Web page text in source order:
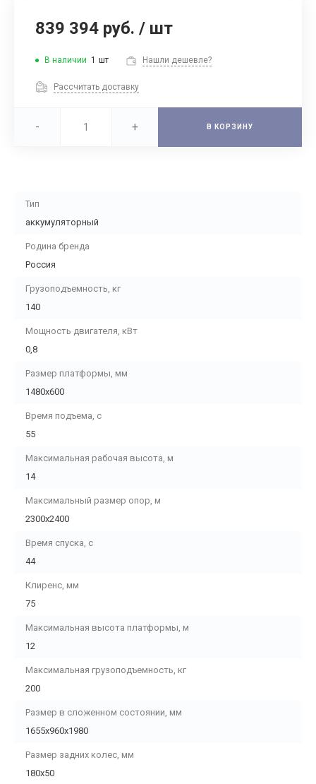
839 394 руб. / шт
В наличии 1 шт Нашли дешевле?
Рассчитать доставку
- + В КОРЗИНУ
Тип
аккумуляторный
Родина бренда
Россия
Грузоподъемность, кг
140
Мощность двигателя, кВт
0,8
Размер платформы, мм
1480х600
Время подъема, с
55
Максимальная рабочая высота, м
14
Максимальный размер опор, м
2300х2400
Время спуска, с
44
Клиренс, мм
75
Максимальная высота платформы, м
12
Максимальная грузоподъемность, кг
200
Размер в сложенном состоянии, мм
1655х960х1980
Размер задних колес, мм
180х50